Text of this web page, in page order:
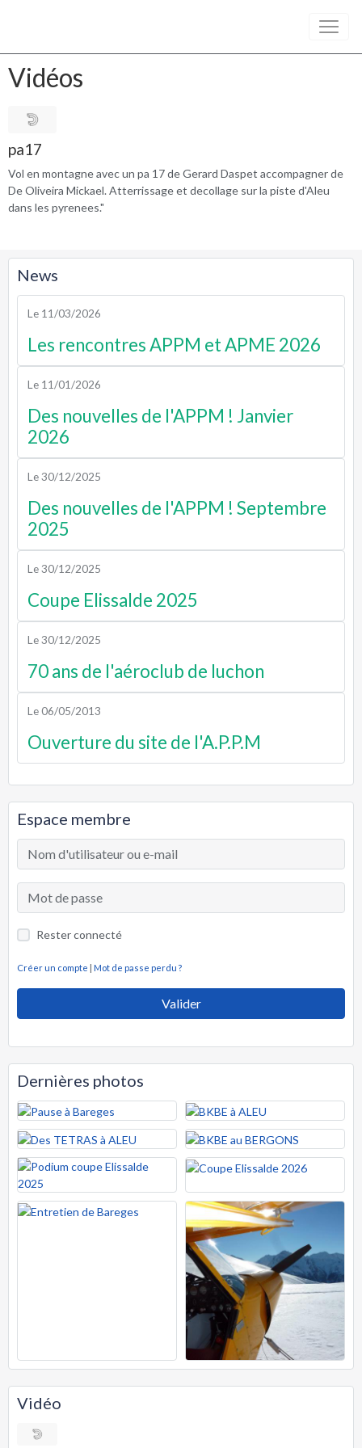
Vidéos
pa17
Vol en montagne avec un pa 17 de Gerard Daspet accompagner de
De Oliveira Mickael. Atterrissage et decollage sur la piste d'Aleu
dans les pyrenees."
News
Le 11/03/2026
Les rencontres APPM et APME 2026
Le 11/01/2026
Des nouvelles de l'APPM ! Janvier
2026
Le 30/12/2025
Des nouvelles de l'APPM ! Septembre
2025
Le 30/12/2025
Coupe Elissalde 2025
Le 30/12/2025
70 ans de l'aéroclub de luchon
Le 06/05/2013
Ouverture du site de l'A.P.P.M
Espace membre
Rester connecté
Créer un compte | Mot de passe perdu ?
Valider
Dernières photos
Vidéo